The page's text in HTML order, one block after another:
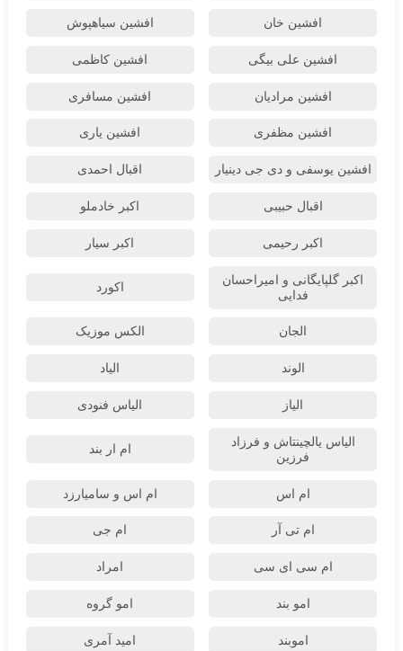
افشین خان افشین سیاهپوش
افشین علی بیگی افشین کاظمی
افشین مرادیان افشین مسافری
افشین مظفری افشین یاری
افشین یوسفی و دی جی دینیار اقبال احمدی
اقبال حبیبی اکبر خادملو
اکبر رحیمی اکبر سیار
اکبر گلپایگانی و امیراحسان
فدایی
اکورد
الجان الکس موزیک
الوند الیاد
الیاز الیاس فنودی
الیاس یالچینتاش و فرزاد
فرزین
ام‌ ار بند
ام اس ام اس و سامیارزد
ام تی آر ام جی
ام سی ای سی امراد
امو بند امو گروه
اموبند امید آمری